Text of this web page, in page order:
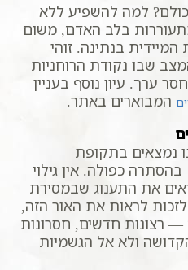
למה להשפיע ללא
בלב האדם, משום
בנתינה. זוהי
שבו נקודת הרוחניות
ערך. עיון נוסף בעניין
המבוארים באתר.
נמצאים בתקופת
כפולה. אין גילוי
את התענוג שבמסירת
לראות את האור הזה,
רצונות חדשים, חסרונות
ולא אל הגשמיות